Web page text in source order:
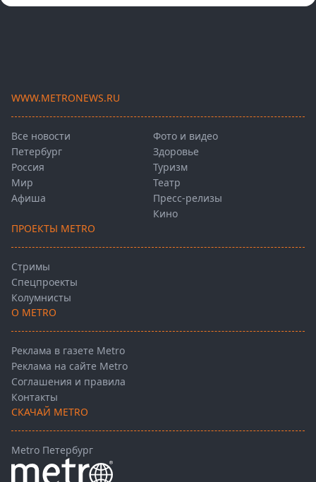
WWW.METRONEWS.RU
Все новости
Петербург
Россия
Мир
Афиша
Фото и видео
Здоровье
Туризм
Театр
Пресс-релизы
Кино
ПРОЕКТЫ METRO
Стримы
Спецпроекты
Колумнисты
О METRO
Реклама в газете Metro
Реклама на сайте Metro
Соглашения и правила
Контакты
СКАЧАЙ METRO
Metro Петербург